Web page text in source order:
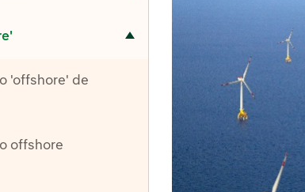
'offshore' de
offshore